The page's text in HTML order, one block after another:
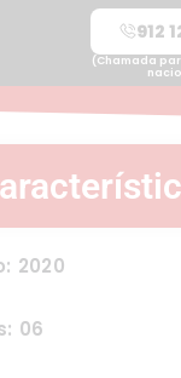
912
(Chamada
2020
06